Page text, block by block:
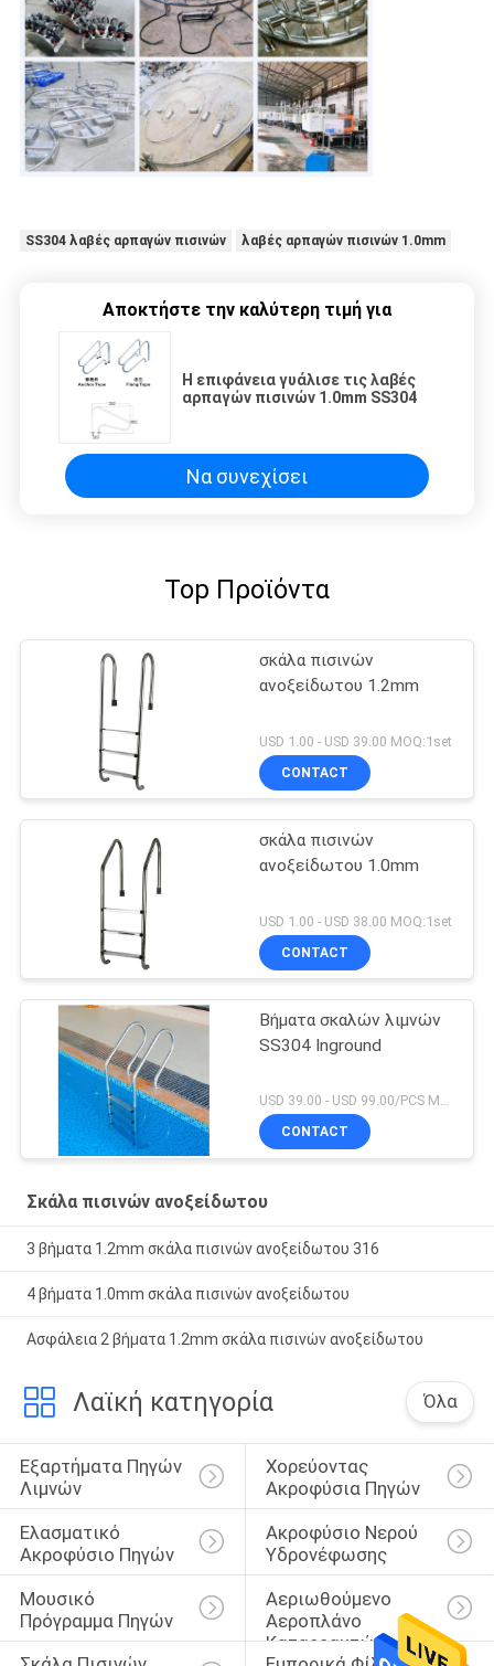
SS304 λαβές αρπαγών πισινών λαβές αρπαγών πισινών 1.0mm
Αποκτήστε την καλύτερη τιμή για
Η επιφάνεια γυάλισε τις λαβές
αρπαγών πισινών 1.0mm SS304
Να συνεχίσει
Top Προϊόντα
σκάλα πισινών
ανοξείδωτου 1.2mm
USD 1.00 - USD 39.00 MOQ:1set
CONTACT
σκάλα πισινών
ανοξείδωτου 1.0mm
USD 1.00 - USD 38.00 MOQ:1set
CONTACT
Βήματα σκαλών λιμνών
SS304 Inground
USD 39.00 - USD 99.00/PCS MOQ:PC 1
CONTACT
Σκάλα πισινών ανοξείδωτου
3 βήματα 1.2mm σκάλα πισινών ανοξείδωτου 316
4 βήματα 1.0mm σκάλα πισινών ανοξείδωτου
Ασφάλεια 2 βήματα 1.2mm σκάλα πισινών ανοξείδωτου
Λαϊκή κατηγορία Όλα
Εξαρτήματα Πηγών
Λιμνών
Χορεύοντας
Ακροφύσια Πηγών
Ελασματικό
Ακροφύσιο Πηγών
Ακροφύσιο Νερού
Υδρονέφωσης
Μουσικό
Πρόγραμμα Πηγών
Αεριωθούμενο
Αεροπλάνο
Καταρρακτών